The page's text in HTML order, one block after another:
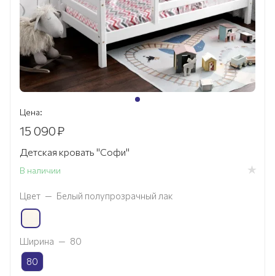
Цена:
15 090₽
Детская кровать "Софи"
В наличии
Цвет — Белый полупрозрачный лак
Ширина — 80
80